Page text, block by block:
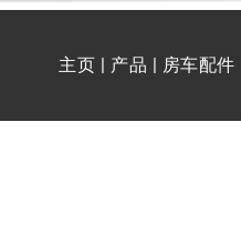
主页 产品 房车配件